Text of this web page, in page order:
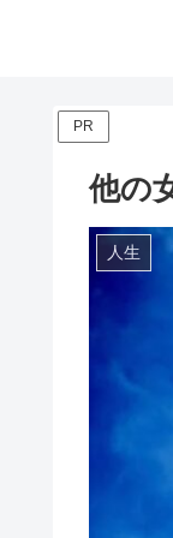
PR
他の
人生